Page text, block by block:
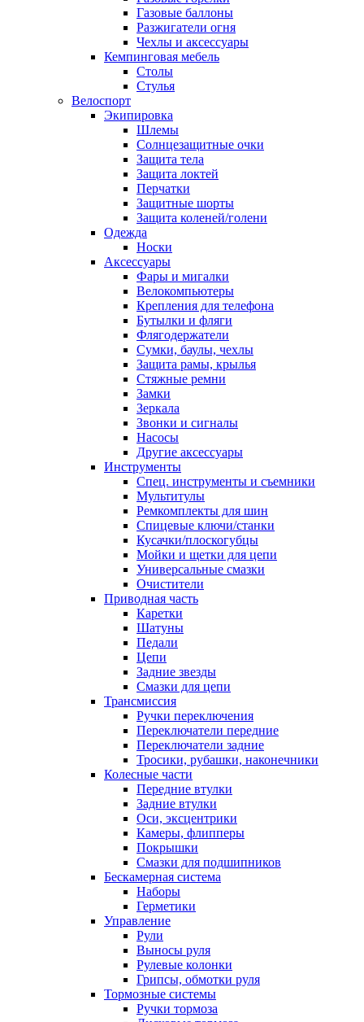
Газовые баллоны
Разжигатели огня
Чехлы и аксессуары
Кемпинговая мебель
Столы
Стулья
Велоспорт
Экипировка
Шлемы
Солнцезащитные очки
Защита тела
Защита локтей
Перчатки
Защитные шорты
Защита коленей/голени
Одежда
Носки
Аксессуары
Фары и мигалки
Велокомпьютеры
Крепления для телефона
Бутылки и фляги
Флягодержатели
Сумки, баулы, чехлы
Защита рамы, крылья
Стяжные ремни
Замки
Зеркала
Звонки и сигналы
Насосы
Другие аксессуары
Инструменты
Спец. инструменты и съемники
Мультитулы
Ремкомплекты для шин
Спицевые ключи/станки
Кусачки/плоскогубцы
Мойки и щетки для цепи
Универсальные смазки
Очистители
Приводная часть
Каретки
Шатуны
Педали
Цепи
Задние звезды
Смазки для цепи
Трансмиссия
Ручки переключения
Переключатели передние
Переключатели задние
Тросики, рубашки, наконечники
Колесные части
Передние втулки
Задние втулки
Оси, эксцентрики
Камеры, флипперы
Покрышки
Смазки для подшипников
Бескамерная система
Наборы
Герметики
Управление
Рули
Выносы руля
Рулевые колонки
Грипсы, обмотки руля
Тормозные системы
Ручки тормоза